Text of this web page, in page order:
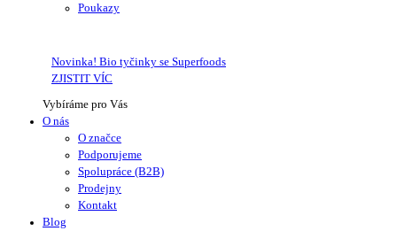
Poukazy
Novinka! Bio tyčinky se Superfoods
ZJISTIT VÍC
Vybíráme pro Vás
O nás
O značce
Podporujeme
Spolupráce (B2B)
Prodejny
Kontakt
Blog